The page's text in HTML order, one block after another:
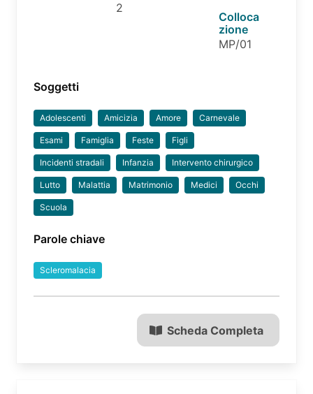
2
Colloca
zione
MP/01
Soggetti
Adolescenti Amicizia Amore Carnevale
Esami Famiglia Feste Figli
Incidenti stradali Infanzia Intervento chirurgico
Lutto Malattia Matrimonio Medici Occhi
Scuola
Parole chiave
Scleromalacia
Scheda Completa